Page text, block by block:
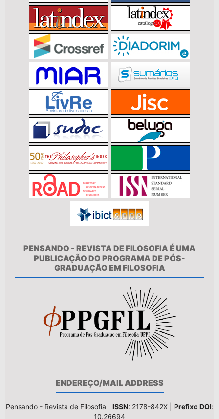
PENSANDO - REVISTA DE FILOSOFIA É UMA
PUBLICAÇÃO DO PROGRAMA DE PÓS-
GRADUAÇÃO EM FILOSOFIA
ENDEREÇO/MAIL ADDRESS
Pensando - Revista de Filosofia | ISSN: 2178-842X | Prefixo DOI:
10.26694